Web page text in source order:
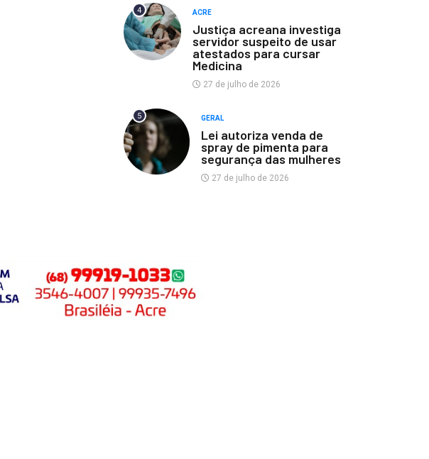
4 ACRE
Justiça acreana investiga
servidor suspeito de usar
atestados para cursar
Medicina
27 de julho de 2026
5 GERAL
Lei autoriza venda de
spray de pimenta para
segurança das mulheres
27 de julho de 2026